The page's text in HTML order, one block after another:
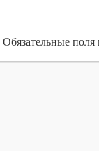
Обязательные